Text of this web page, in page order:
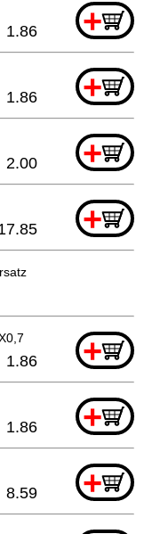
+
1.86
+
1.86
+
2.00
+
+
1.86
+
1.86
+
8.59